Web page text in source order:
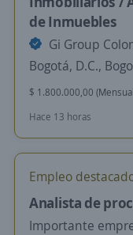
de Inmuebles
Gi Group
Bogotá, D.C.,
$ 1.800.000,00
Hace 13 horas
Empleo
Analista de
Importante